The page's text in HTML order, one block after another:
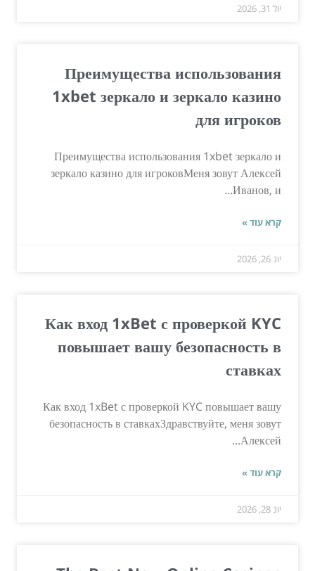
יול 31, 2026
Преимущества использования
1xbet зеркало и зеркало казино
для игроков
Преимущества использования 1xbet зеркало и
зеркало казино для игроковМеня зовут Алексей
Иванов, и...
קרא עוד »
יונ 26, 2026
Как вход 1xBet с проверкой KYC
повышает вашу безопасность в
ставках
Как вход 1xBet с проверкой KYC повышает вашу
безопасность в ставкахЗдравствуйте, меня зовут
Алексей...
קרא עוד »
יונ 28, 2026